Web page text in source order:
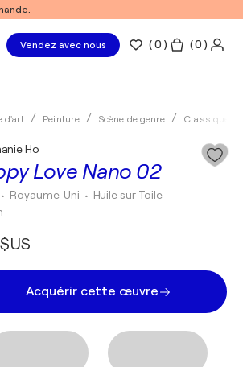
Vendez avec nous (0 ) ( 0 )
d'art Peinture Scène de genre Classique
Love Nano 02
Ho
• Royaume-Uni • Huile sur Toile
Acquérir cette œuvre